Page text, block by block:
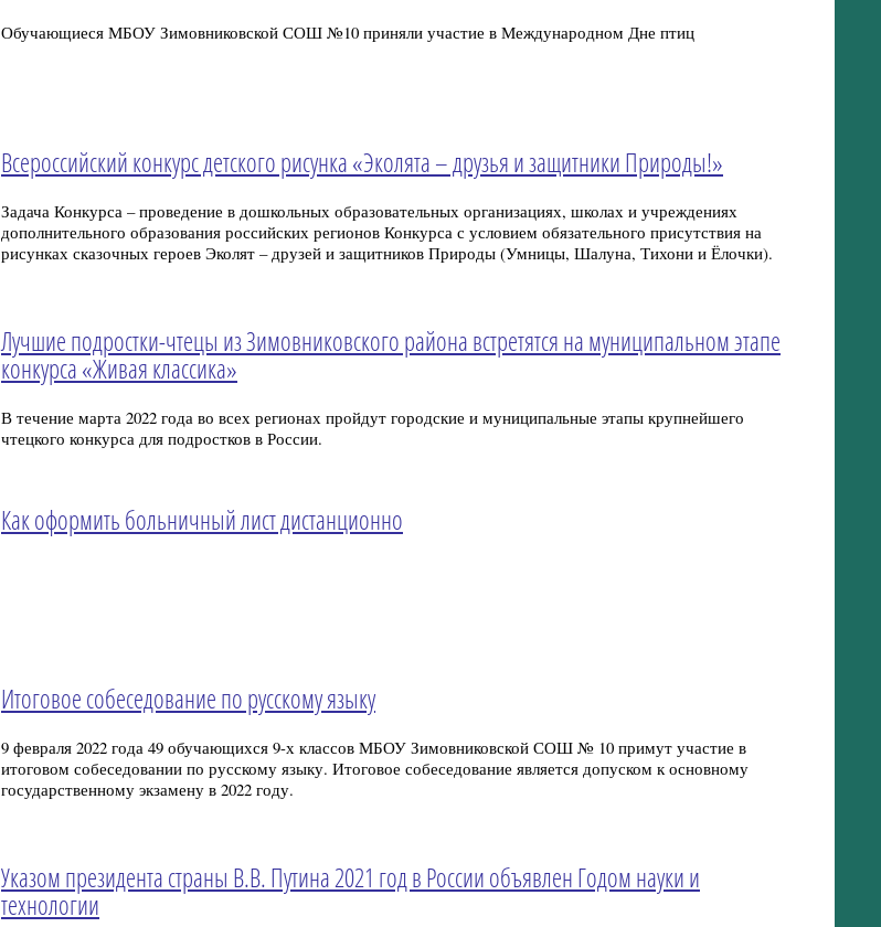
Обучающиеся МБОУ Зимовниковской СОШ №10 приняли участие в Международном Дне птиц
Всероссийский конкурс детского рисунка «Эколята – друзья и защитники Природы!»
Задача Конкурса – проведение в дошкольных образовательных организациях, школах и учреждениях
дополнительного образования российских регионов Конкурса с условием обязательного присутствия на
рисунках сказочных героев Эколят – друзей и защитников Природы (Умницы, Шалуна, Тихони и Ёлочки).
Лучшие подростки-чтецы из Зимовниковского района встретятся на муниципальном этапе
конкурса «Живая классика»
В течение марта 2022 года во всех регионах пройдут городские и муниципальные этапы крупнейшего
чтецкого конкурса для подростков в России.
Как оформить больничный лист дистанционно
Итоговое собеседование по русскому языку
9 февраля 2022 года 49 обучающихся 9-х классов МБОУ Зимовниковской СОШ № 10 примут участие в
итоговом собеседовании по русскому языку. Итоговое собеседование является допуском к основному
государственному экзамену в 2022 году.
Указом президента страны В.В. Путина 2021 год в России объявлен Годом науки и
технологии